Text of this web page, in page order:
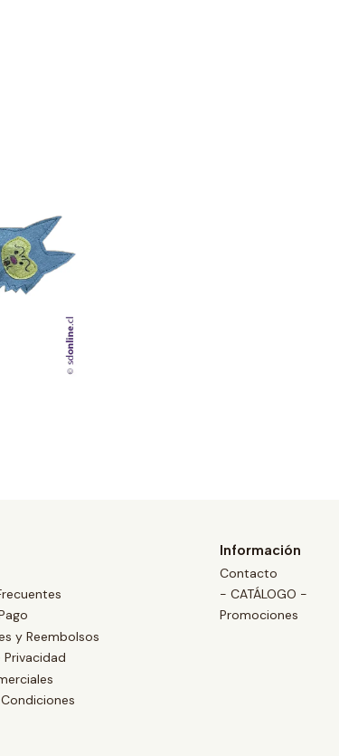
y Reembolsos
Privacidad
Información
Contacto
- CATÁLOGO -
Promociones